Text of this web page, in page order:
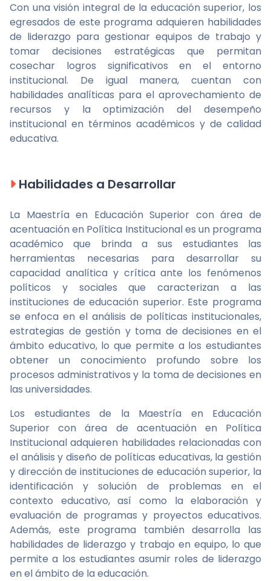
Con una visión integral de la educación superior, los
egresados de este programa adquieren habilidades
de liderazgo para gestionar equipos de trabajo y
tomar decisiones estratégicas que permitan
cosechar logros significativos en el entorno
institucional. De igual manera, cuentan con
habilidades analíticas para el aprovechamiento de
recursos y la optimización del desempeño
institucional en términos académicos y de calidad
educativa.
Habilidades a Desarrollar
La Maestría en Educación Superior con área de
acentuación en Política Institucional es un programa
académico que brinda a sus estudiantes las
herramientas necesarias para desarrollar su
capacidad analítica y crítica ante los fenómenos
políticos y sociales que caracterizan a las
instituciones de educación superior. Este programa
se enfoca en el análisis de políticas institucionales,
estrategias de gestión y toma de decisiones en el
ámbito educativo, lo que permite a los estudiantes
obtener un conocimiento profundo sobre los
procesos administrativos y la toma de decisiones en
las universidades.
Los estudiantes de la Maestría en Educación
Superior con área de acentuación en Política
Institucional adquieren habilidades relacionadas con
el análisis y diseño de políticas educativas, la gestión
y dirección de instituciones de educación superior, la
identificación y solución de problemas en el
contexto educativo, así como la elaboración y
evaluación de programas y proyectos educativos.
Además, este programa también desarrolla las
habilidades de liderazgo y trabajo en equipo, lo que
permite a los estudiantes asumir roles de liderazgo
en el ámbito de la educación.